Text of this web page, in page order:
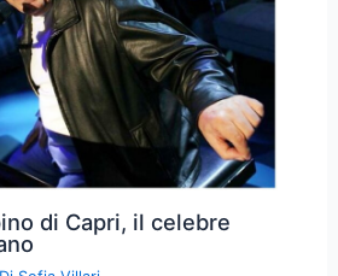
di Capri, il celebre